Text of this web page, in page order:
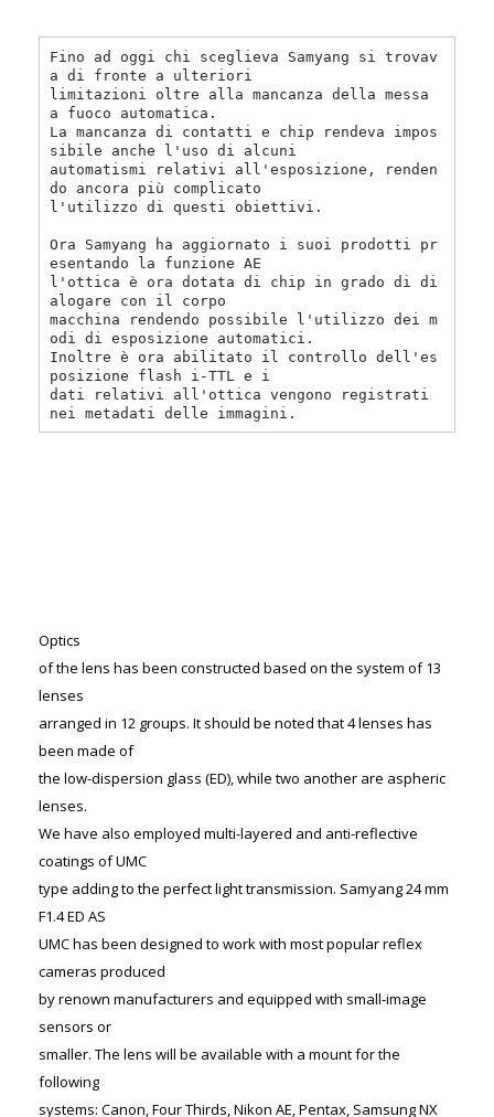
Fino ad oggi chi sceglieva Samyang si trovav
a di fronte a ulteriori
limitazioni oltre alla mancanza della messa
a fuoco automatica.
La mancanza di contatti e chip rendeva impos
sibile anche l'uso di alcuni
automatismi relativi all'esposizione, renden
do ancora più complicato
l'utilizzo di questi obiettivi.
Ora Samyang ha aggiornato i suoi prodotti pr
esentando la funzione AE
l'ottica è ora dotata di chip in grado di di
alogare con il corpo
macchina rendendo possibile l'utilizzo dei m
odi di esposizione automatici.
Inoltre è ora abilitato il controllo dell'es
posizione flash i-TTL e i
dati relativi all'ottica vengono registrati
nei metadati delle immagini.
Optics
of the lens has been constructed based on the system of 13
lenses
arranged in 12 groups. It should be noted that 4 lenses has
been made of
the low-dispersion glass (ED), while two another are aspheric
lenses.
We have also employed multi-layered and anti-reflective
coatings of UMC
type adding to the perfect light transmission. Samyang 24 mm
F1.4 ED AS
UMC has been designed to work with most popular reflex
cameras produced
by renown manufacturers and equipped with small-image
sensors or
smaller. The lens will be available with a mount for the
following
systems: Canon, Four Thirds, Nikon AE, Pentax, Samsung NX